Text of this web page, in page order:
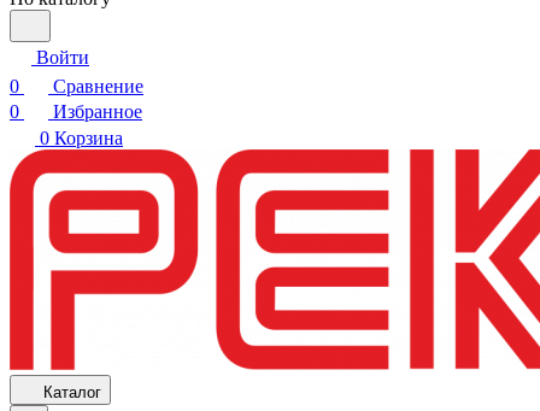
Войти
0
Сравнение
0
Избранное
0 Корзина
Каталог